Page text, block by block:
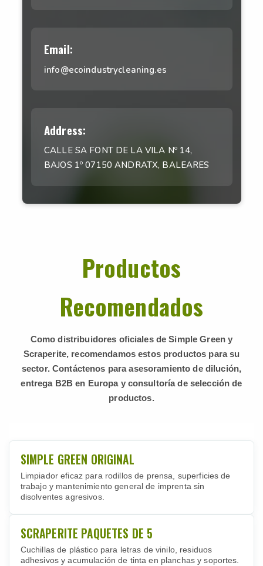
Email:
info@ecoindustrycleaning.es
Address:
CALLE SA FONT DE LA VILA Nº 14,
BAJOS 1º 07150 ANDRATX, BALEARES
Productos
Recomendados
Como distribuidores oficiales de Simple Green y
Scraperite, recomendamos estos productos para su
sector. Contáctenos para asesoramiento de dilución,
entrega B2B en Europa y consultoría de selección de
productos.
SIMPLE GREEN ORIGINAL
Limpiador eficaz para rodillos de prensa, superficies de
trabajo y mantenimiento general de imprenta sin
disolventes agresivos.
SCRAPERITE PAQUETES DE 5
Cuchillas de plástico para letras de vinilo, residuos
adhesivos y acumulación de tinta en planchas y soportes.